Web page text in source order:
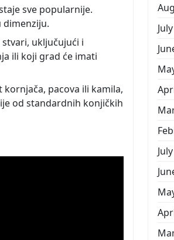
sve popularnije.
dimenziju.
uključujući i
ili koji grad će imati
pacova ili kamila,
od standardnih konjičkih